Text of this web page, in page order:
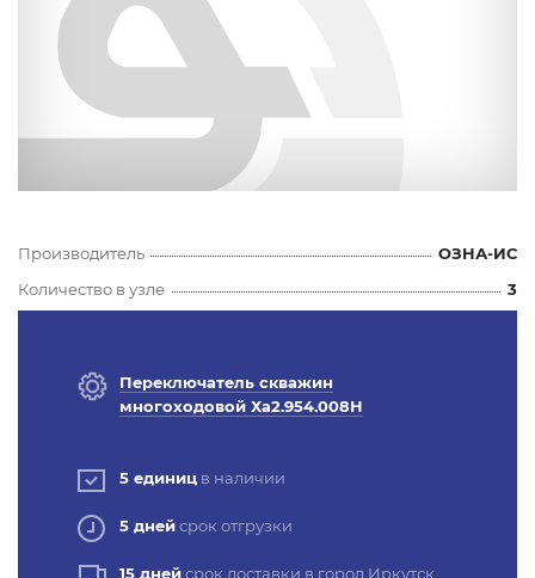
Производитель
ОЗНА-ИС
Количество в узле
3
Переключатель скважин
многоходовой Ха2.954.008Н
5 единиц в наличии
5 днейсрок отгрузки
15 днейсрок доставки в город Иркутск